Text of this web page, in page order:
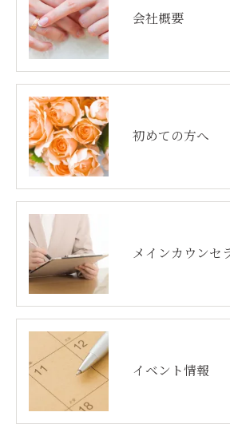
会社概要
初めての方へ
メインカウンセ
イベント情報